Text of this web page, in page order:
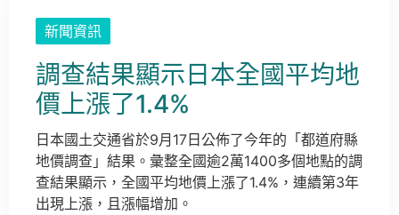
新聞資訊
調查結果顯示日本全國平均地
價上漲了1.4%
日本國土交通省於9月17日公佈了今年的「都道府縣
地價調查」結果。彙整全國逾2萬1400多個地點的調
查結果顯示，全國平均地價上漲了1.4%，連續第3年
出現上漲，且漲幅增加。